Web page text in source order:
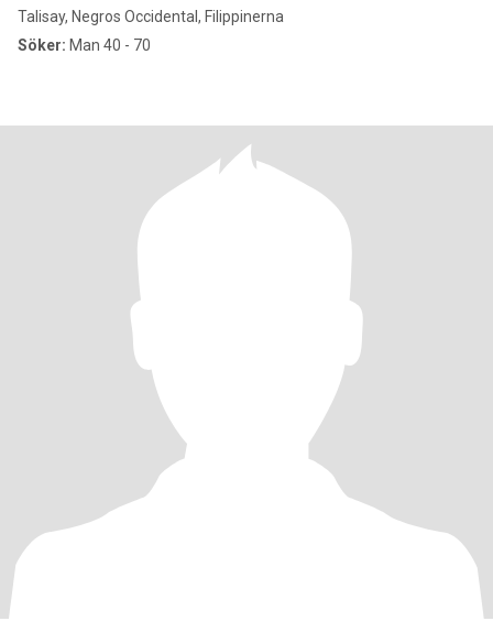
Talisay, Negros Occidental, Filippinerna
Söker: Man 40 - 70